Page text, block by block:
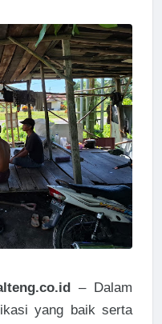
– Dalam
yang baik serta